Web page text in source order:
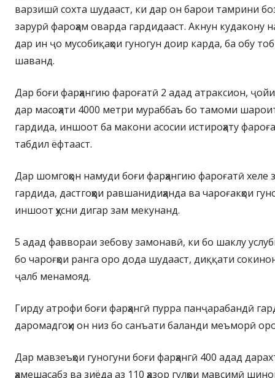
варзишӣ сохта шудааст, ки дар он барои тамрини
зарурӣ фароҳам оварда гардидааст. Акнун кудакону
дар ин ҷо мусобиқаҳои гуногун доир карда, ба обу
шаванд.
Дар боғи фарҳангию фароғатӣ 2 адад атраксион,
дар масоҳати 4000 метри мураббаъ бо тамоми
гардида, иншоот ба макони асосии истироҳату
табдил ёфтааст.
Дар шомгоҳон намуди боғи фарҳангию фароғатӣ хеле
гардида, дастгоҳҳои равшанидиҳанда ва чароғакҳои
иншоот ҳусни дигар зам мекунанд.
5 адад фаввораи зебову замонавӣ, ки бо шаклу
бо чароғҳои ранга оро дода шудааст, диққати
ҷалб менамояд.
Гирду атрофи боғи фарҳангӣ пурра панҷарабандӣ
даромадгоҳи он низ бо санъати баланди меъморӣ
Дар мавзеъҳои гуногуни боғи фарҳангӣ 400 адад
ҳамешасабз ва зиёда аз 110 ҳазор гулҳои мавсимӣ